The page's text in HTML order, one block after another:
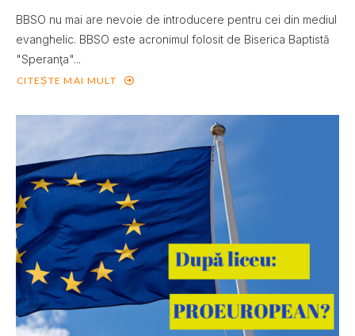
BBSO nu mai are nevoie de introducere pentru cei din mediul
evanghelic. BBSO este acronimul folosit de Biserica Baptistă
"Speranţa"...
CITEȘTE MAI MULT